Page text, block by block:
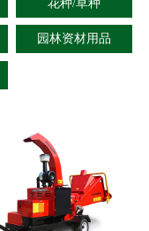
花种/草种
园林资材用品